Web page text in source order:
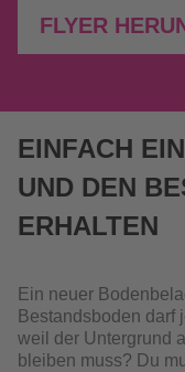
FLYER
EINFACH
UND DEN
ERHALTEN
Ein neuer
Bestandsboden darf
weil der Untergrund
bleiben muss? Du